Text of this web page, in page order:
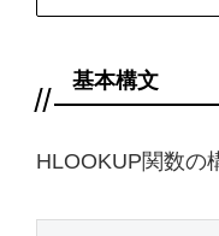
基本構文
HLOOKUP関数の